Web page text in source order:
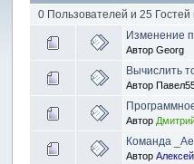
0 Пользователей и 25
Изменение
АвторGeorg
Вычислить
Автор
Автор
Команда
Автор